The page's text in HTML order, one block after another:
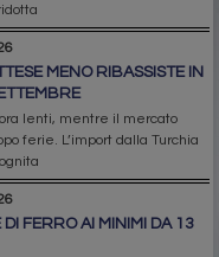
MENO RIBASSISTE IN
lenti, mentre il mercato
ferie. L’import dalla Turchia
DI FERRO AI MINIMI DA 13